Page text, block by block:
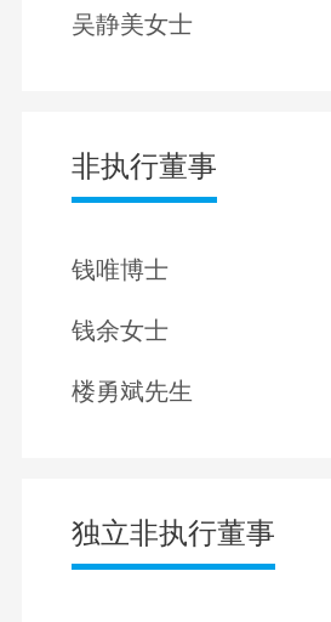
吴静美女士
非执行董事
钱唯博士
钱余女士
楼勇斌先生
独立非执行董事